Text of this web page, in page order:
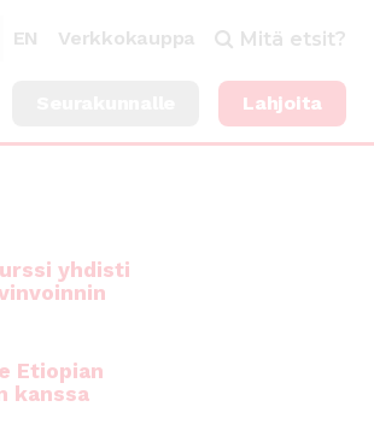
EN Verkkokauppa Mitä etsit?
Lahjoita
yhdisti
Etiopian
kanssa